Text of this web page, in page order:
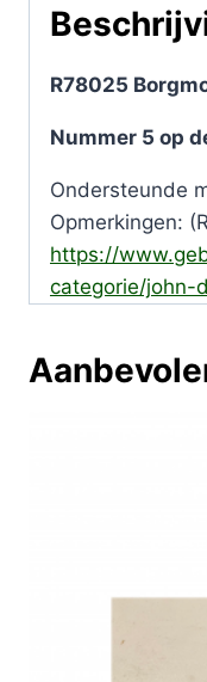
R78025
Nummer 5 op
Ondersteunde
Opmerkingen:
https://
categorie/john-